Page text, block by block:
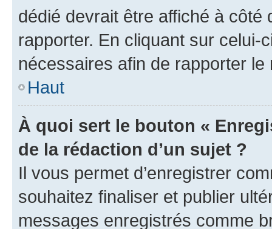
dédié devrait être affiché à
rapporter. En cliquant sur
nécessaires afin de rapporter le
Haut
À quoi sert le bouton «
de la rédaction d’un sujet ?
Il vous permet d’enregistrer
souhaitez finaliser et publier
messages enregistrés comme